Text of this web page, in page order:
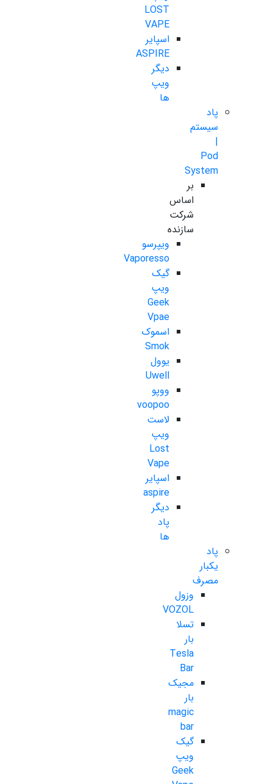
LOST
VAPE
اسپایر
ASPIRE
دیگر
ویپ
ها
پاد
سیستم
|
Pod
System
بر
اساس
شرکت
سازنده
ویپرسو
Vaporesso
گیک
ویپ
Geek
Vpae
اسموک
Smok
یوول
Uwell
ووپو
voopoo
لاست
ویپ
Lost
Vape
اسپایر
aspire
دیگر
پاد
ها
پاد
یکبار
مصرف
وزول
VOZOL
تسلا
بار
Tesla
Bar
مجیک
بار
magic
bar
گیک
ویپ
Geek